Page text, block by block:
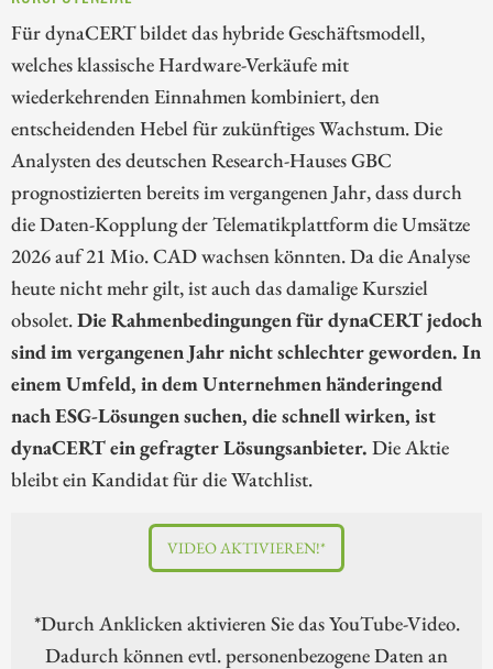
Für dynaCERT bildet das hybride Geschäftsmodell,
welches klassische Hardware-Verkäufe mit
wiederkehrenden Einnahmen kombiniert, den
entscheidenden Hebel für zukünftiges Wachstum. Die
Analysten des deutschen Research-Hauses GBC
prognostizierten bereits im vergangenen Jahr, dass durch
die Daten-Kopplung der Telematikplattform die Umsätze
2026 auf 21 Mio. CAD wachsen könnten. Da die Analyse
heute nicht mehr gilt, ist auch das damalige Kursziel
obsolet.Die Rahmenbedingungen für dynaCERT jedoch
sind im vergangenen Jahr nicht schlechter geworden. In
einem Umfeld, in dem Unternehmen händeringend
nach ESG-Lösungen suchen, die schnell wirken, ist
dynaCERT ein gefragter Lösungsanbieter. Die Aktie
bleibt ein Kandidat für die Watchlist.
VIDEO AKTIVIEREN!*
*Durch Anklicken aktivieren Sie das YouTube-Video.
Dadurch können evtl. personenbezogene Daten an